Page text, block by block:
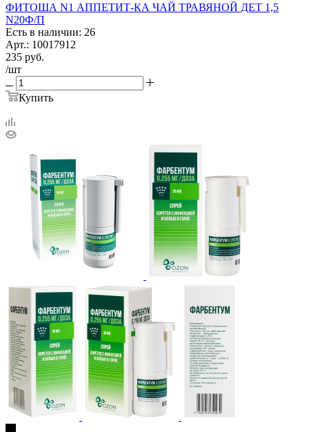
ФИТОША N1 АППЕТИТ-КА ЧАЙ ТРАВЯНОЙ ДЕТ 1,5
N20Ф/П
Есть в наличии: 26
Арт.: 10017912
235 руб.
/шт
Купить